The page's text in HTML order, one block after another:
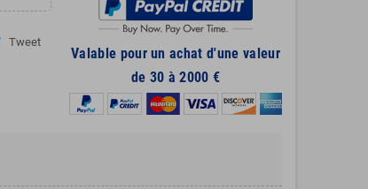
Tweet
Valable pour un achat d'une valeur
de 30 à 2000 €